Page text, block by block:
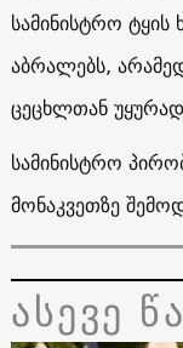
სამინისტრო
აბრალებს,
ცეცხლთან
სამინისტრო
მონაკვეთზე
ასევე